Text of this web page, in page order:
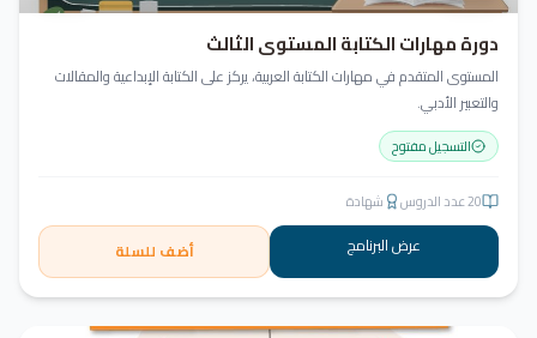
دورة مهارات الكتابة المستوى الثالث
المستوى المتقدم في مهارات الكتابة العربية، يركز على الكتابة الإبداعية والمقالات
والتعبير الأدبي.
التسجيل مفتوح
20عدد الدروس شهادة
عرض البرنامج أضف للسلة